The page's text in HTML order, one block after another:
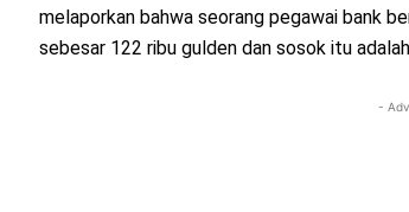
melaporkan bahwa seorang pegawai bank
sebesar 122 ribu gulden dan sosok itu
-